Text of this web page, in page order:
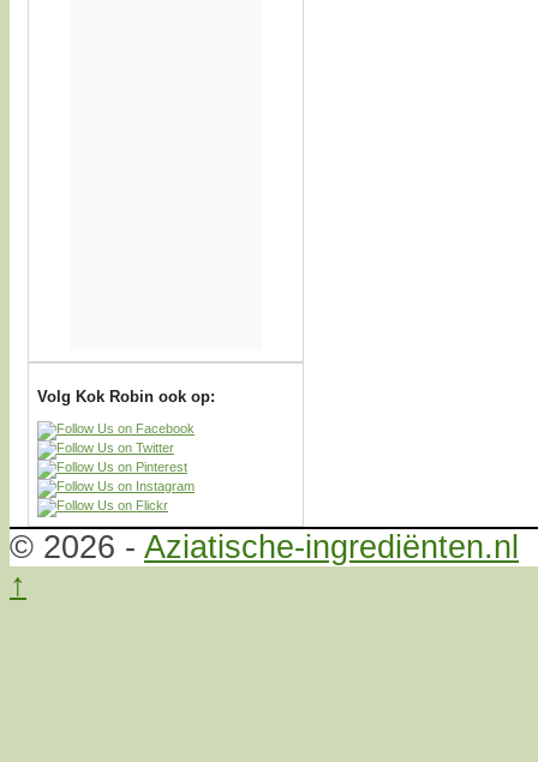
Volg Kok Robin ook op:
© 2026 - Aziatische-ingrediënten.nl
↑